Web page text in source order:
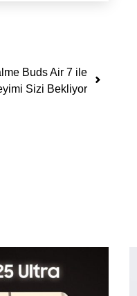
Buds Air 7 ile
Sizi Bekliyor